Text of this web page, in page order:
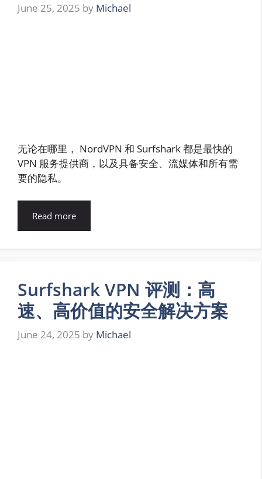
June 25, 2025 by Michael
无论在哪里， NordVPN 和 Surfshark 都是最快的
VPN 服务提供商，以及具备安全、流媒体和所有需
要的隐私。
Read more
Surfshark VPN 评测：高
速、高价值的安全解决方案
June 24, 2025 by Michael